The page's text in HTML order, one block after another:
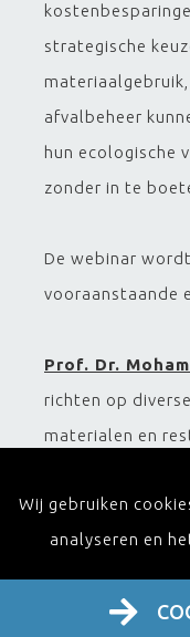
Wij gebruiken
analyseren en
strategische
afvalbeheer
hun ecologische
zonder in te
De webinar
vooraanstaande
Prof. Dr.
richten op
materialen en
innovatieve
producten als
gebruikte plastic
verbeteren van